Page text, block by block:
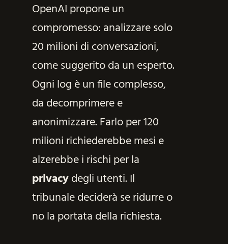
OpenAI propone un
compromesso: analizzare solo
20 milioni di conversazioni,
come suggerito da un esperto.
Ogni log è un file complesso,
da decomprimere e
anonimizzare. Farlo per 120
milioni richiederebbe mesi e
alzerebbe i rischi per la
privacydegli utenti. Il
tribunale deciderà se ridurre o
no la portata della richiesta.